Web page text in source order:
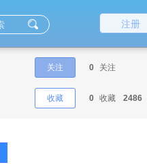
注册
关注 0 关注
收藏 0 收藏 2486